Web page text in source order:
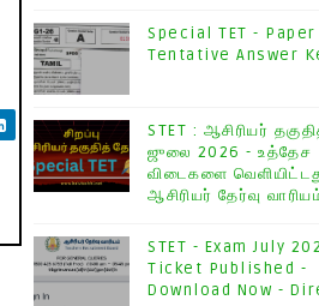
Special TET -
Tentative Answer
STET : ஆசிரியர்
ஜுலை 2026 - உத்தேச
விடைகளை
ஆசிரியர் தேர்வு
STET - Exam July
Ticket Published -
Download Now -